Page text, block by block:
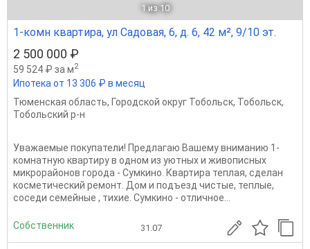
1 из 10
1-комн квартира, ул Садовая, 6, д. 6, 42 м², 9/10 эт.
2 500 000 ₽
59 524 ₽ за м2
Ипотека от 13 306 ₽ в месяц
Тюменская область, Городской округ Тобольск, Тобольск,
Тобольский р-н
Уважаемые покупатели! Предлагаю Вашему вниманию 1-
комнатную квартиру в одном из уютных и живописных
микрорайонов города - Сумкино. Квартира теплая, сделан
косметический ремонт. Дом и подъезд чистые, теплые,
соседи семейные , тихие. Сумкино - отличное...
Собственник 31.07